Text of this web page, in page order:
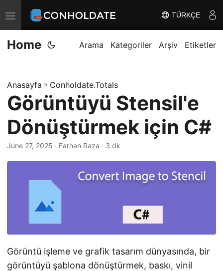
T
o
g
e
n
v
i
TÜRKÇE
Home Arama Kategoriler Arşiv Etiketler
Anasayfa » Conholdate.Totals
Görüntüyü Stensil'e
Dönüştürmek için C#
June 27, 2025 ‎ · Farhan Raza · 3 dk
Görüntü işleme ve grafik tasarım dünyasında, bir
görüntüyü şablona dönüştürmek, baskı, vinil